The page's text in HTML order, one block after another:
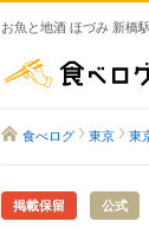
お魚と地酒 ほづみ 新橋
食べログ 東京 東
掲載保留 公式